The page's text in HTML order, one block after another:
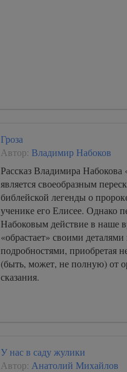
Гроза
Автор: Владимир Набоков
Рассказ Владимира Набокова
является своеобразным
библейской легенды о
ученике его Елисее. Однако
Набоковым действие в наше
«обрастает» своими деталями
подробностями, приобретая
(быть, может, не полную) от
сказания.
У нас в саду жулики
Автор: Анатолий Михайлов